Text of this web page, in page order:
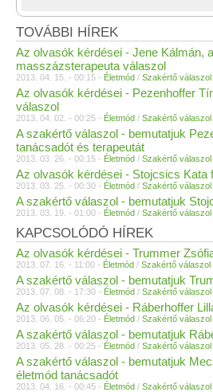
TOVÁBBI HÍREK
Az olvasók kérdései - Jene Kálmán,
masszázsterapeuta válaszol
2013. 04. 15. - 00:15 - Életmód / Szakértő válaszol
Az olvasók kérdései - Pezenhoffer
válaszol
2013. 04. 02. - 00:25 - Életmód / Szakértő válaszol
A szakértő válaszol - bemutatjuk
tanácsadót és terapeutát
2013. 03. 26. - 00:15 - Életmód / Szakértő válaszol
Az olvasók kérdései - Stojcsics Kata
2013. 03. 25. - 00:30 - Életmód / Szakértő válaszol
A szakértő válaszol - bemutatjuk
2013. 03. 19. - 01:00 - Életmód / Szakértő válaszol
KAPCSOLÓDÓ HÍREK
Az olvasók kérdései - Trummer
2013. 07. 16. - 11:00 - Életmód / Szakértő válaszol
A szakértő válaszol - bemutatjuk
2013. 07. 08. - 17:30 - Életmód / Szakértő válaszol
Az olvasók kérdései - Ráberhoffer
2013. 06. 05. - 06:20 - Életmód / Szakértő válaszol
A szakértő válaszol - bemutatjuk
2013. 05. 28. - 00:25 - Életmód / Szakértő válaszol
A szakértő válaszol - bemutatjuk
életmód tanácsadót
2013. 04. 16. - 00:45 - Életmód / Szakértő válaszol